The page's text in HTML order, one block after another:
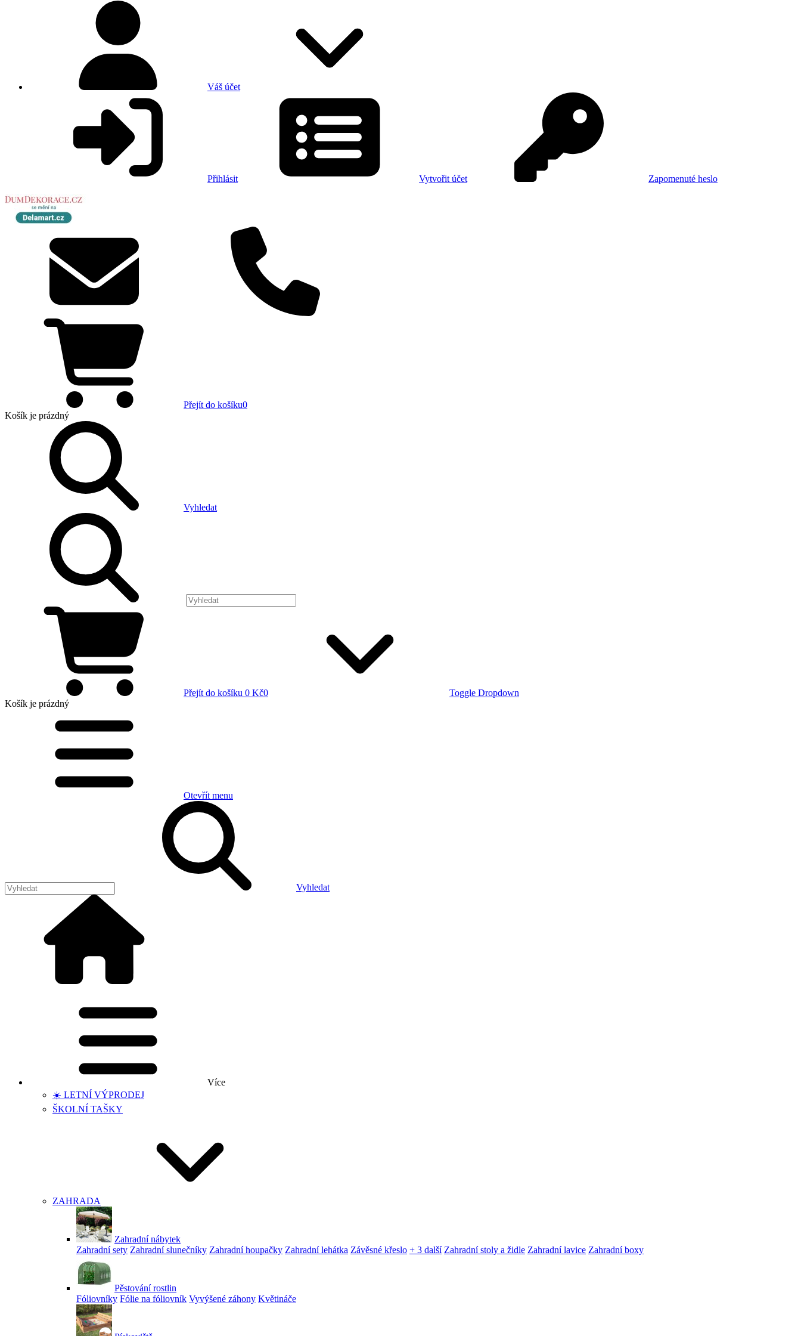
Váš účet
Přihlásit Vytvořit účet Zapomenuté heslo
Přejít do košíku0
Košík je prázdný
Vyhledat
Přejít do košíku 0 Kč0
Toggle Dropdown
Košík je prázdný
Otevřít menu
Vyhledat
Více
☀️ LETNÍ VÝPRODEJ
ŠKOLNÍ TAŠKY
ZAHRADA
Zahradní nábytek
Zahradní sety Zahradní slunečníky Zahradní houpačky Zahradní lehátka Závěsné křeslo + 3 další Zahradní stoly a židle Zahradní lavice Zahradní boxy
Pěstování rostlin
Fóliovníky Fólie na fóliovník Vyvýšené záhony Květináče